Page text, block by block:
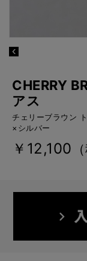
CHERRY
アス
チェリーブラウン
×シルバー
￥12,100